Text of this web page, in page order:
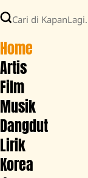
Home
Artis
Film
Musik
Dangdut
Lirik
Korea